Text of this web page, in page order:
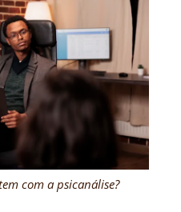
com a psicanálise?